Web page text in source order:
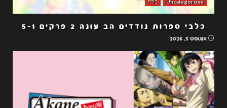
Uncategorized כללי
כלבי ספרות נודדים הב עונה 2 פרקים 5-1
אוגוסט 5, 2026